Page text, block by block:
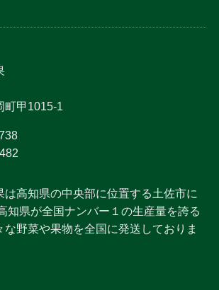
町甲1015-1
は高知県の中央部に位置する土佐市に
知県が全国ナンバー１の生産量を誇る
野菜や果物を全国に発送しておりま